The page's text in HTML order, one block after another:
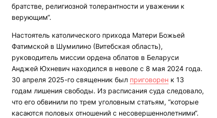
братстве, религиозной толерантности и уважении к
верующим“.
Настоятель католического прихода Матери Божьей
Фатимской в Шумилино (Витебская область),
руководитель миссии ордена облатов в Беларуси
Анджей Юхневич находился в неволе с 8 мая 2024 года.
30 апреля 2025-го священник был приговорен к 13
годам лишения свободы. Из расписания суда следовало,
что его обвинили по трем уголовным статьям, “которые
касаются половых отношений с несовершеннолетними“.